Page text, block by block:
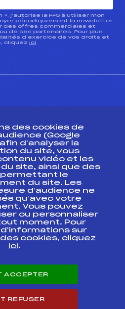
j’autorise la FFS à utiliser mon
périodiquement la newsletter
des offres commerciales et
de ses partenaires. Pour plus
d’exercice de vos droits et
cliquez ici
fédéral
Formation, Suivi
des cookies de
(Google
d’analyser la
du site, vous
vidéo et les
site, ainsi que des
permettant le
du site. Les
d’audience ne
qu’avec votre
Vous pouvez
ou personnaliser
moment. Pour
sur
cookies, cliquez
ici.
ACCEPTER
REFUSER